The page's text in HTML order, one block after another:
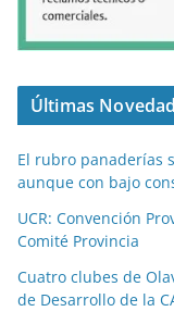
Últimas
El rubro panaderías
aunque con bajo
UCR: Convención
Comité Provincia
Cuatro clubes de
de Desarrollo de la